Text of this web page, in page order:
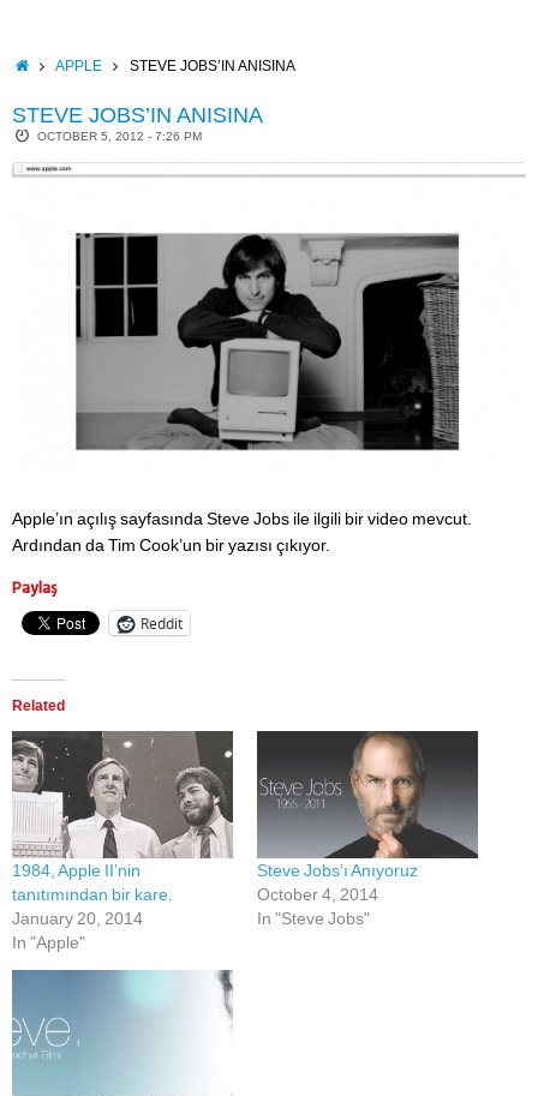
contentHOMEAPPLE STEVE JOBS’IN ANISINA
STEVE JOBS’IN ANISINA
OCTOBER 5, 2012 - 7:26 PM
Apple’ın açılış sayfasında Steve Jobs ile ilgili bir video mevcut.
Ardından da Tim Cook’un bir yazısı çıkıyor.
Paylaş
Reddit
Related
1984, Apple II’nin
tanıtımından bir kare.
January 20, 2014
In "Apple"
Steve Jobs’ı Anıyoruz
October 4, 2014
In "Steve Jobs"